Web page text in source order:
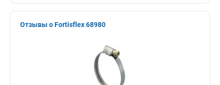
Отзывы о Fortisflex 68980